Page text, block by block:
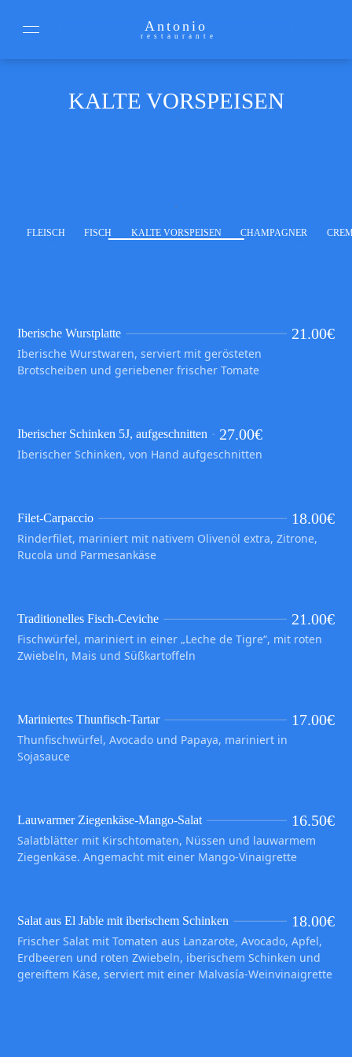
Antonio
restaurante
KALTE VORSPEISEN
FLEISCH FISCH KALTE VORSPEISEN CHAMPAGNER
Iberische Wurstplatte 21.00€
Iberische Wurstwaren, serviert mit gerösteten
Brotscheiben und geriebener frischer Tomate
Iberischer Schinken 5J, aufgeschnitten 27.00€
Iberischer Schinken, von Hand aufgeschnitten
Filet-Carpaccio 18.00€
Rinderfilet, mariniert mit nativem Olivenöl extra, Zitrone,
Rucola und Parmesankäse
Traditionelles Fisch-Ceviche 21.00€
Fischwürfel, mariniert in einer „Leche de Tigre“, mit roten
Zwiebeln, Mais und Süßkartoffeln
Mariniertes Thunfisch-Tartar 17.00€
Thunfischwürfel, Avocado und Papaya, mariniert in
Sojasauce
Lauwarmer Ziegenkäse-Mango-Salat 16.50€
Salatblätter mit Kirschtomaten, Nüssen und lauwarmem
Ziegenkäse. Angemacht mit einer Mango-Vinaigrette
Salat aus El Jable mit iberischem Schinken 18.00€
Frischer Salat mit Tomaten aus Lanzarote, Avocado, Apfel,
Erdbeeren und roten Zwiebeln, iberischem Schinken und
gereiftem Käse, serviert mit einer Malvasía-Weinvinaigrette